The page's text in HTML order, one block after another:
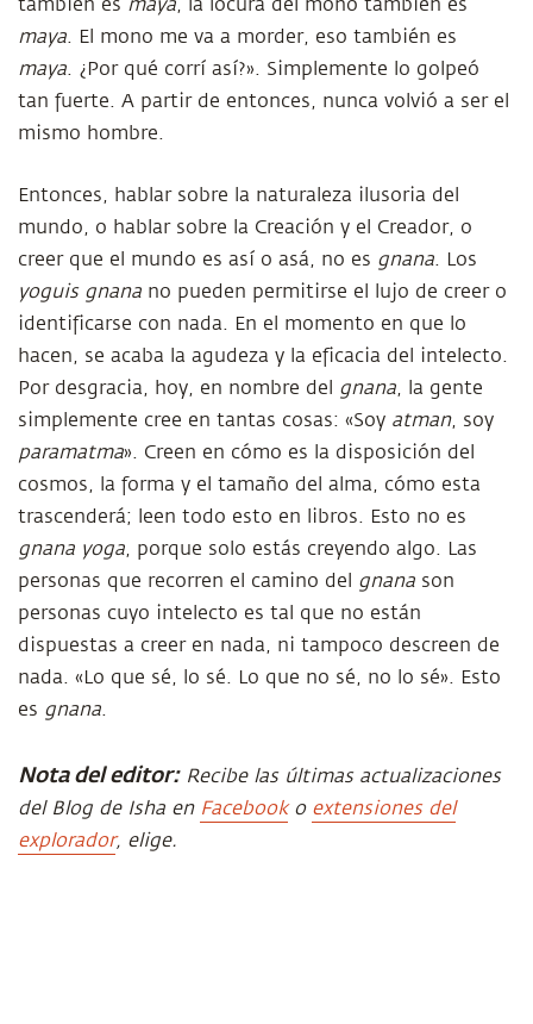
también es maya, la locura del mono también es
maya. El mono me va a morder, eso también es
maya. ¿Por qué corrí así?». Simplemente lo golpeó
tan fuerte. A partir de entonces, nunca volvió a ser el
mismo hombre.
Entonces, hablar sobre la naturaleza ilusoria del
mundo, o hablar sobre la Creación y el Creador, o
creer que el mundo es así o asá, no es gnana. Los
yoguis gnana no pueden permitirse el lujo de creer o
identificarse con nada. En el momento en que lo
hacen, se acaba la agudeza y la eficacia del intelecto.
Por desgracia, hoy, en nombre del gnana, la gente
simplemente cree en tantas cosas: «Soy atman, soy
paramatma». Creen en cómo es la disposición del
cosmos, la forma y el tamaño del alma, cómo esta
trascenderá; leen todo esto en libros. Esto no es
gnana yoga, porque solo estás creyendo algo. Las
personas que recorren el camino del gnana son
personas cuyo intelecto es tal que no están
dispuestas a creer en nada, ni tampoco descreen de
nada. «Lo que sé, lo sé. Lo que no sé, no lo sé». Esto
es gnana.
Nota del editor:Recibe las últimas actualizaciones
del Blog de Isha en Facebooko extensiones del
explorador, elige.